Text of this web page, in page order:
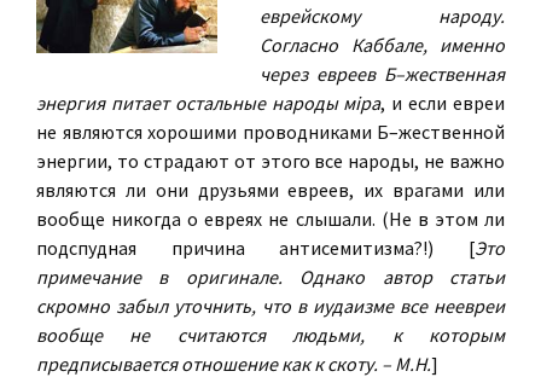
еврейскому народу.
Согласно Каббале, именно
через евреев Б–жественная
энергия питает остальные народы мiра, и если евреи
не являются хорошими проводниками Б–жественной
энергии, то страдают от этого все народы, не важно
являются ли они друзьями евреев, их врагами или
вообще никогда о евреях не слышали. (Не в этом ли
подспудная причина антисемитизма?!) [Это
примечание в оригинале. Однако автор статьи
скромно забыл уточнить, что в иудаизме все неевреи
вообще не считаются людьми, к которым
предписывается отношение как к скоту. – М.Н.]